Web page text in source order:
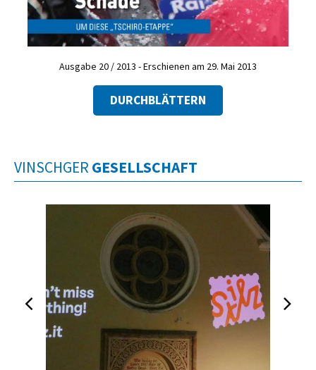
Ausgabe 20 / 2013 - Erschienen am 29. Mai 2013
DURCHBLÄTTERN
VINSCHGER GESELLSCHAFT